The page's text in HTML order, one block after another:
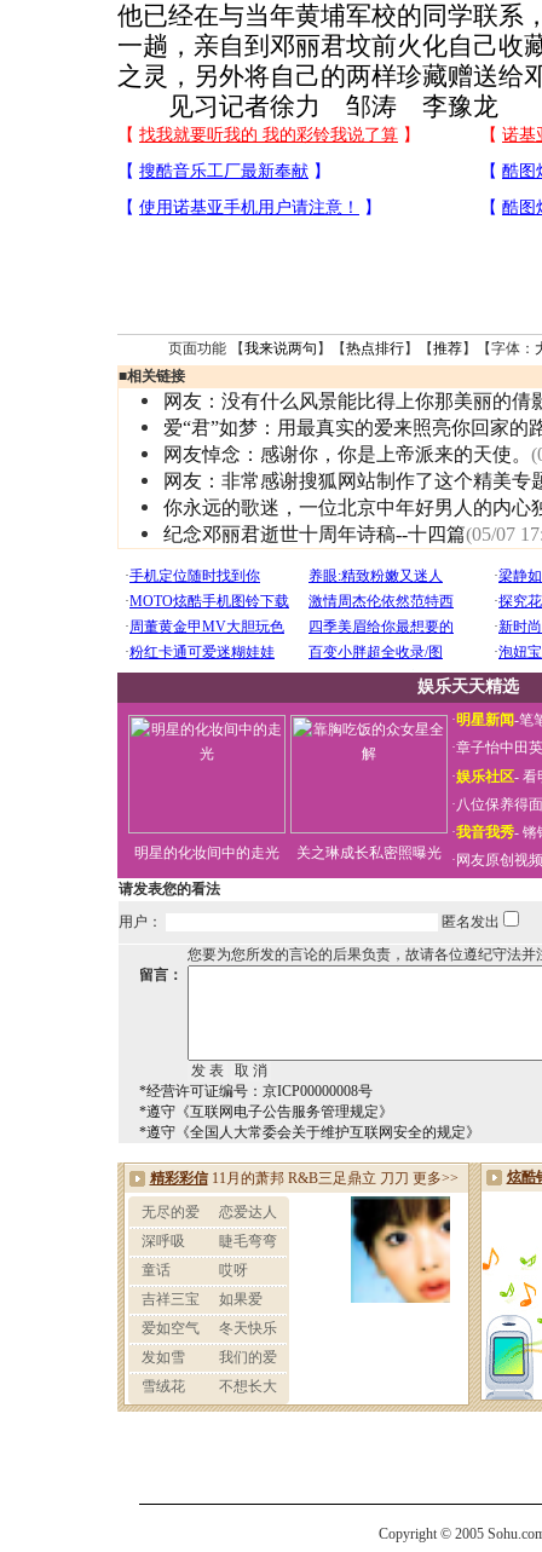
他已经在与当年黄埔军校的同学联系
一趟，亲自到邓丽君坟前火化自己收
之灵，另外将自己的两样珍藏赠送给
见习记者徐力 邹涛 李豫龙
页面功能 【我来说两句 】【热点排行】【推荐】【字体：
■相关链接
网友：没有什么风景能比得上你那美丽的倩
爱“君”如梦：用最真实的爱来照亮你回家的
网友悼念：感谢你，你是上帝派来的天使。
网友：非常感谢搜狐网站制作了这个精美专
你永远的歌迷，一位北京中年好男人的内心
纪念邓丽君逝世十周年诗稿--十四篇(05/07
娱乐天天精选
明星的化妆间中的走光 关之琳成长私密照曝光
·明星新闻-笔
·章子怡中田
·娱乐社区- 看
·八位保养得
·我音我秀- 锵
· 网友原创视
请发表您的看法
用户：
匿名发出
您要为您所发的言论的后果负责，故请各位遵纪守法并
留言：
*经营许可证编号：京ICP00000008号
*遵守《互联网电子公告服务管理规定》
*遵守《全国人大常委会关于维护互联网安全的规定》
Copyright © 2005